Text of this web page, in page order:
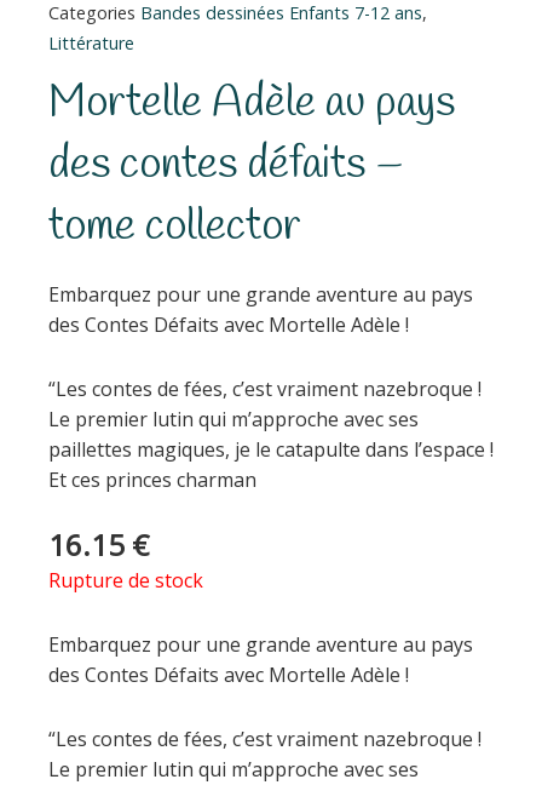
Categories Bandes dessinées Enfants 7-12 ans,
Littérature
Mortelle Adèle au pays
des contes défaits –
tome collector
Embarquez pour une grande aventure au pays
des Contes Défaits avec Mortelle Adèle !
“Les contes de fées, c’est vraiment nazebroque !
Le premier lutin qui m’approche avec ses
paillettes magiques, je le catapulte dans l’espace !
Et ces princes charman
16.15 €
Rupture de stock
Embarquez pour une grande aventure au pays
des Contes Défaits avec Mortelle Adèle !
“Les contes de fées, c’est vraiment nazebroque !
Le premier lutin qui m’approche avec ses